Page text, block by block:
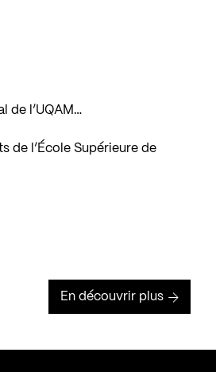
de l’UQAM…
de l’École Supérieure de
En découvrir plus